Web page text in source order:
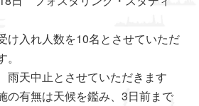
け入れ人数を10名とさせていただ
雨天中止とさせていただきます
の有無は天候を鑑み、3日前まで